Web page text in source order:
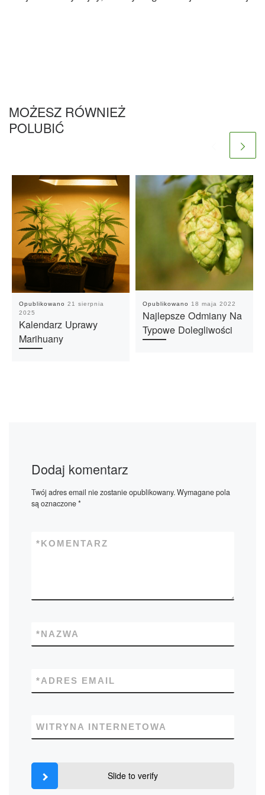
MOŻESZ RÓWNIEŻ
POLUBIĆ
Opublikowano 21 sierpnia
2025
Kalendarz Uprawy
Marihuany
Opublikowano 18 maja 2022
Najlepsze Odmiany Na
Typowe Dolegliwości
Dodaj komentarz
Twój adres email nie zostanie opublikowany.Wymagane pola
są oznaczone*
KOMENTARZ
*
NAZWA
*
ADRES EMAIL
*
WITRYNA INTERNETOWA
Slide to verify